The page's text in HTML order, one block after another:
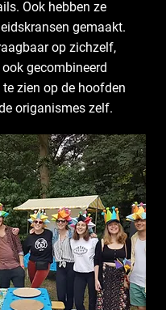
Ook hebben ze
gemaakt.
op zichzelf,
gecombineerd
zien op de hoofden
origanismes zelf.